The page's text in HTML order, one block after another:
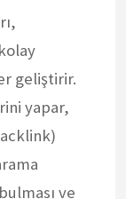
geliştirir.
yapar,
ve